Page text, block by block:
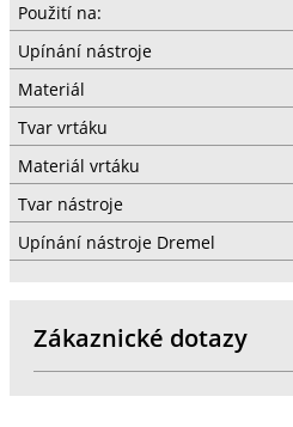
Použití na:
Upínání nástroje
Materiál
Tvar vrtáku
Materiál vrtáku
Tvar nástroje
Upínání nástroje Dremel
Zákaznické dotazy